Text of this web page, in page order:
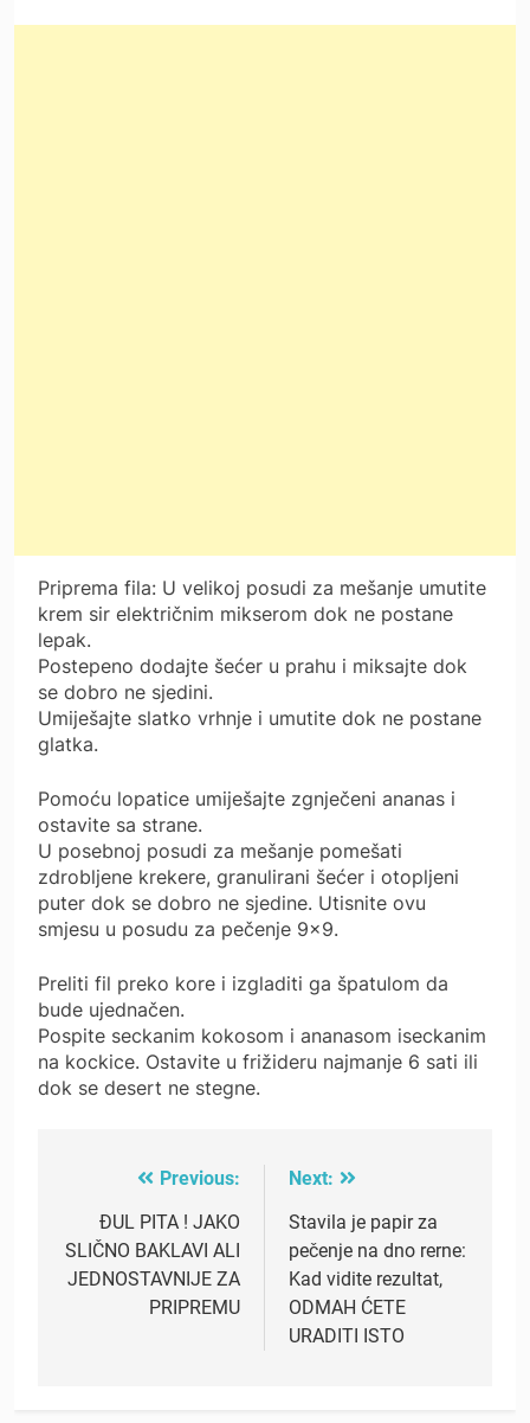
Priprema fila: U velikoj posudi za mešanje umutite
krem ​​sir električnim mikserom dok ne postane
lepak.
Postepeno dodajte šećer u prahu i miksajte dok
se dobro ne sjedini.
Umiješajte slatko vrhnje i umutite dok ne postane
glatka.
Pomoću lopatice umiješajte zgnječeni ananas i
ostavite sa strane.
U posebnoj posudi za mešanje pomešati
zdrobljene krekere, granulirani šećer i otopljeni
puter dok se dobro ne sjedine. Utisnite ovu
smjesu u posudu za pečenje 9×9.
Preliti fil preko kore i izgladiti ga špatulom da
bude ujednačen.
Pospite seckanim kokosom i ananasom iseckanim
na kockice. Ostavite u frižideru najmanje 6 sati ili
dok se desert ne stegne.
navigation
Previous:
ĐUL PITA ! JAKO
SLIČNO BAKLAVI ALI
JEDNOSTAVNIJE ZA
PRIPREMU
Next:
Stavila je papir za
pečenje na dno rerne:
Kad vidite rezultat,
ODMAH ĆETE
URADITI ISTO